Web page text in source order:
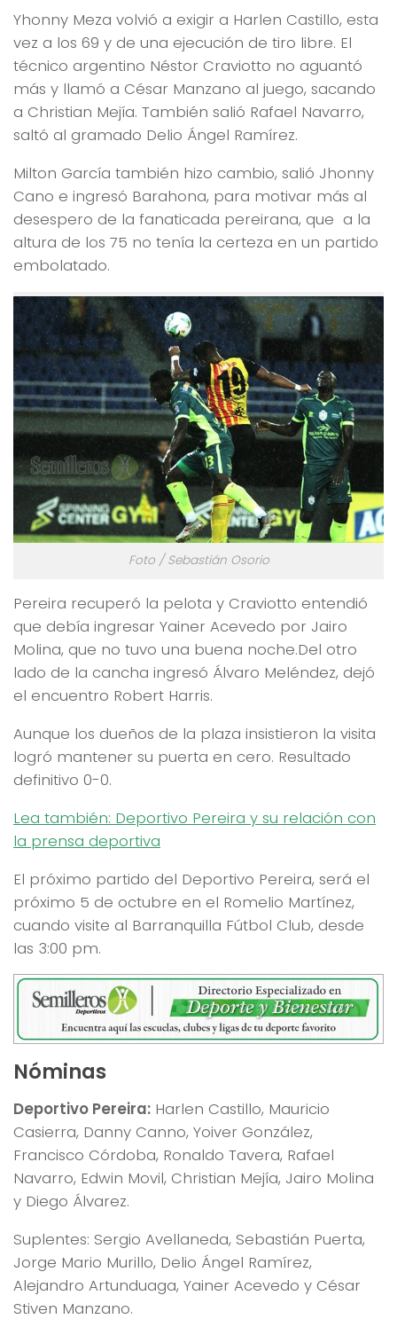
Yhonny Meza volvió a exigir a Harlen Castillo, esta
vez a los 69 y de una ejecución de tiro libre. El
técnico argentino Néstor Craviotto no aguantó
más y llamó a César Manzano al juego, sacando
a Christian Mejía. También salió Rafael Navarro,
saltó al gramado Delio Ángel Ramírez.
Milton García también hizo cambio, salió Jhonny
Cano e ingresó Barahona, para motivar más al
desespero de la fanaticada pereirana, que a la
altura de los 75 no tenía la certeza en un partido
embolatado.
Foto / Sebastián Osorio
Pereira recuperó la pelota y Craviotto entendió
que debía ingresar Yainer Acevedo por Jairo
Molina, que no tuvo una buena noche.Del otro
lado de la cancha ingresó Álvaro Meléndez, dejó
el encuentro Robert Harris.
Aunque los dueños de la plaza insistieron la visita
logró mantener su puerta en cero. Resultado
definitivo 0-0.
Lea también: Deportivo Pereira y su relación con
la prensa deportiva
El próximo partido del Deportivo Pereira, será el
próximo 5 de octubre en el Romelio Martínez,
cuando visite al Barranquilla Fútbol Club, desde
las 3:00 pm.
Nóminas
Deportivo Pereira: Harlen Castillo, Mauricio
Casierra, Danny Canno, Yoiver González,
Francisco Córdoba, Ronaldo Tavera, Rafael
Navarro, Edwin Movil, Christian Mejía, Jairo Molina
y Diego Álvarez.
Suplentes: Sergio Avellaneda, Sebastián Puerta,
Jorge Mario Murillo, Delio Ángel Ramírez,
Alejandro Artunduaga, Yainer Acevedo y César
Stiven Manzano.